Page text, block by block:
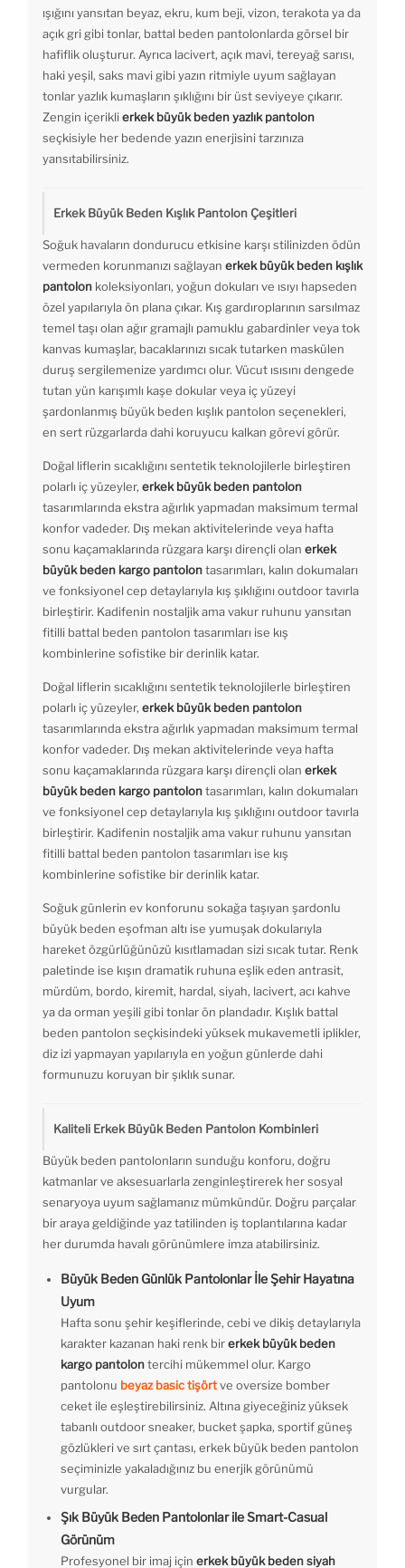
ışığını yansıtan beyaz, ekru, kum beji, vizon, terakota ya da
açık gri gibi tonlar, battal beden pantolonlarda görsel bir
hafiflik oluşturur. Ayrıca lacivert, açık mavi, tereyağ sarısı,
haki yeşil, saks mavi gibi yazın ritmiyle uyum sağlayan
tonlar yazlık kumaşların şıklığını bir üst seviyeye çıkarır.
Zengin içerikli erkek büyük beden yazlık pantolon
seçkisiyle her bedende yazın enerjisini tarzınıza
yansıtabilirsiniz.
Erkek Büyük Beden Kışlık Pantolon Çeşitleri
Soğuk havaların dondurucu etkisine karşı stilinizden ödün
vermeden korunmanızı sağlayan erkek büyük beden kışlık
pantolon koleksiyonları, yoğun dokuları ve ısıyı hapseden
özel yapılarıyla ön plana çıkar. Kış gardıroplarının sarsılmaz
temel taşı olan ağır gramajlı pamuklu gabardinler veya tok
kanvas kumaşlar, bacaklarınızı sıcak tutarken maskülen
duruş sergilemenize yardımcı olur. Vücut ısısını dengede
tutan yün karışımlı kaşe dokular veya iç yüzeyi
şardonlanmış büyük beden kışlık pantolon seçenekleri,
en sert rüzgarlarda dahi koruyucu kalkan görevi görür.
Doğal liflerin sıcaklığını sentetik teknolojilerle birleştiren
polarlı iç yüzeyler, erkek büyük beden pantolon
tasarımlarında ekstra ağırlık yapmadan maksimum termal
konfor vadeder. Dış mekan aktivitelerinde veya hafta
sonu kaçamaklarında rüzgara karşı dirençli olan erkek
büyük beden kargo pantolontasarımları, kalın dokumaları
ve fonksiyonel cep detaylarıyla kış şıklığını outdoor tavırla
birleştirir. Kadifenin nostaljik ama vakur ruhunu yansıtan
fitilli battal beden pantolon tasarımları ise kış
kombinlerine sofistike bir derinlik katar.
Doğal liflerin sıcaklığını sentetik teknolojilerle birleştiren
polarlı iç yüzeyler, erkek büyük beden pantolon
tasarımlarında ekstra ağırlık yapmadan maksimum termal
konfor vadeder. Dış mekan aktivitelerinde veya hafta
sonu kaçamaklarında rüzgara karşı dirençli olan erkek
büyük beden kargo pantolontasarımları, kalın dokumaları
ve fonksiyonel cep detaylarıyla kış şıklığını outdoor tavırla
birleştirir. Kadifenin nostaljik ama vakur ruhunu yansıtan
fitilli battal beden pantolon tasarımları ise kış
kombinlerine sofistike bir derinlik katar.
Soğuk günlerin ev konforunu sokağa taşıyan şardonlu
büyük beden eşofman altı ise yumuşak dokularıyla
hareket özgürlüğünüzü kısıtlamadan sizi sıcak tutar. Renk
paletinde ise kışın dramatik ruhuna eşlik eden antrasit,
mürdüm, bordo, kiremit, hardal, siyah, lacivert, acı kahve
ya da orman yeşili gibi tonlar ön plandadır. Kışlık battal
beden pantolon seçkisindeki yüksek mukavemetli iplikler,
diz izi yapmayan yapılarıyla en yoğun günlerde dahi
formunuzu koruyan bir şıklık sunar.
Kaliteli Erkek Büyük Beden Pantolon Kombinleri
Büyük beden pantolonların sunduğu konforu, doğru
katmanlar ve aksesuarlarla zenginleştirerek her sosyal
senaryoya uyum sağlamanız mümkündür. Doğru parçalar
bir araya geldiğinde yaz tatilinden iş toplantılarına kadar
her durumda havalı görünümlere imza atabilirsiniz.
Büyük Beden Günlük Pantolonlar İle Şehir Hayatına
Uyum
Hafta sonu şehir keşiflerinde, cebi ve dikiş detaylarıyla
karakter kazanan haki renk birerkek büyük beden
kargo pantolontercihi mükemmel olur. Kargo
pantolonu beyaz basic tişörtve oversize bomber
ceket ile eşleştirebilirsiniz. Altına giyeceğiniz yüksek
tabanlı outdoor sneaker, bucket şapka, sportif güneş
gözlükleri ve sırt çantası, erkek büyük beden pantolon
seçiminizle yakaladığınız bu enerjik görünümü
vurgular.
Şık Büyük Beden Pantolonlar ile Smart-Casual
Görünüm
Profesyonel bir imaj için erkek büyük beden siyah